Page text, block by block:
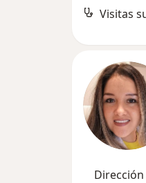
Visitas
Dirección